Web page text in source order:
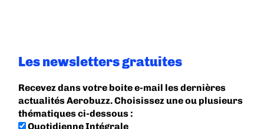
Les newsletters gratuites
Recevez dans votre boite e-mail les dernières
actualités Aerobuzz. Choisissez une ou plusieurs
thématiques ci-dessous :
Quotidienne Intégrale